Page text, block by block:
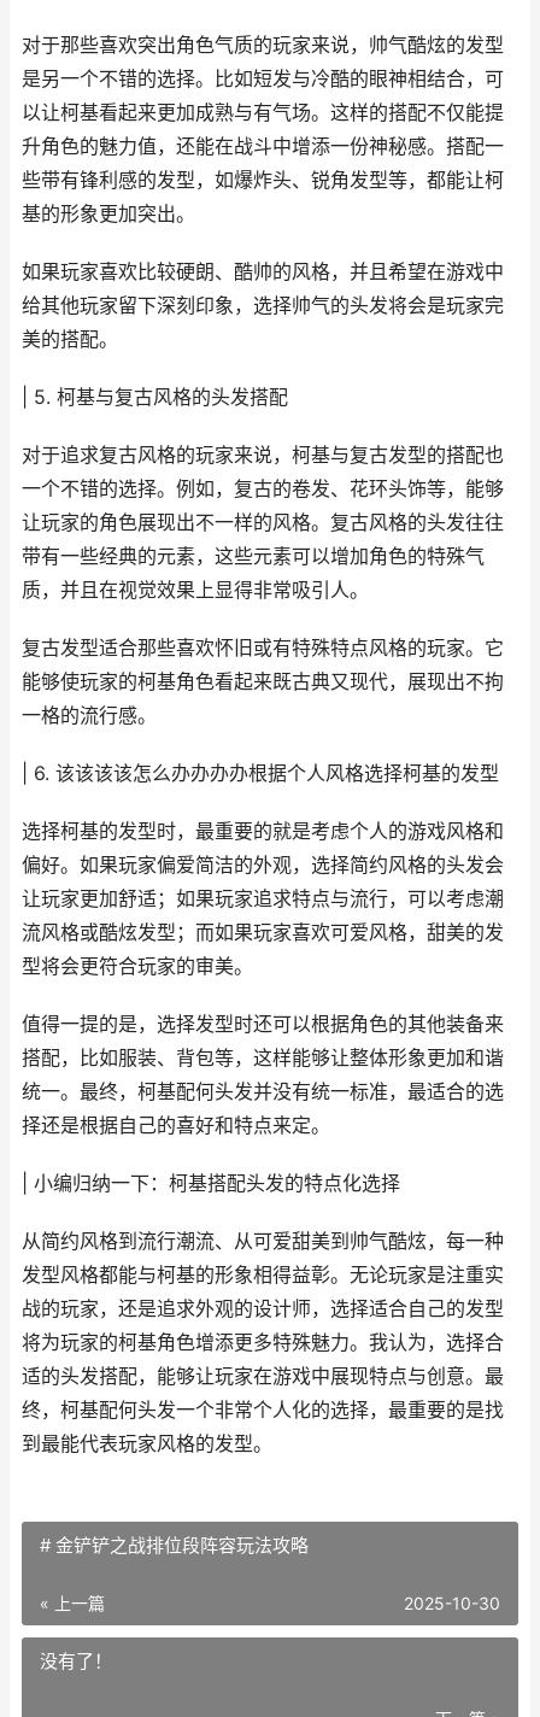
对于那些喜欢突出角色气质的玩家来说，帅气酷炫的发型
是另一个不错的选择。比如短发与冷酷的眼神相结合，可
以让柯基看起来更加成熟与有气场。这样的搭配不仅能提
升角色的魅力值，还能在战斗中增添一份神秘感。搭配一
些带有锋利感的发型，如爆炸头、锐角发型等，都能让柯
基的形象更加突出。
如果玩家喜欢比较硬朗、酷帅的风格，并且希望在游戏中
给其他玩家留下深刻印象，选择帅气的头发将会是玩家完
美的搭配。
| 5. 柯基与复古风格的头发搭配
对于追求复古风格的玩家来说，柯基与复古发型的搭配也
一个不错的选择。例如，复古的卷发、花环头饰等，能够
让玩家的角色展现出不一样的风格。复古风格的头发往往
带有一些经典的元素，这些元素可以增加角色的特殊气
质，并且在视觉效果上显得非常吸引人。
复古发型适合那些喜欢怀旧或有特殊特点风格的玩家。它
能够使玩家的柯基角色看起来既古典又现代，展现出不拘
一格的流行感。
| 6. 该该该该怎么办办办办根据个人风格选择柯基的发型
选择柯基的发型时，最重要的就是考虑个人的游戏风格和
偏好。如果玩家偏爱简洁的外观，选择简约风格的头发会
让玩家更加舒适；如果玩家追求特点与流行，可以考虑潮
流风格或酷炫发型；而如果玩家喜欢可爱风格，甜美的发
型将会更符合玩家的审美。
值得一提的是，选择发型时还可以根据角色的其他装备来
搭配，比如服装、背包等，这样能够让整体形象更加和谐
统一。最终，柯基配何头发并没有统一标准，最适合的选
择还是根据自己的喜好和特点来定。
| 小编归纳一下：柯基搭配头发的特点化选择
从简约风格到流行潮流、从可爱甜美到帅气酷炫，每一种
发型风格都能与柯基的形象相得益彰。无论玩家是注重实
战的玩家，还是追求外观的设计师，选择适合自己的发型
将为玩家的柯基角色增添更多特殊魅力。我认为，选择合
适的头发搭配，能够让玩家在游戏中展现特点与创意。最
终，柯基配何头发一个非常个人化的选择，最重要的是找
到最能代表玩家风格的发型。
# 金铲铲之战排位段阵容玩法攻略
« 上一篇 2025-10-30
没有了！